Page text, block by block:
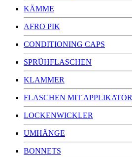
KÄMME
AFRO PIK
CONDITIONING CAPS
SPRÜHFLASCHEN
KLAMMER
FLASCHEN MIT APPLIKATOR
LOCKENWICKLER
UMHÄNGE
BONNETS